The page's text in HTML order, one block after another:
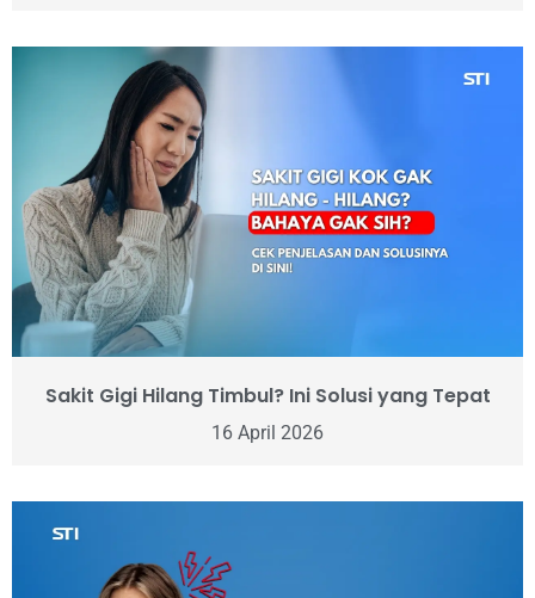
Sakit Gigi Hilang Timbul? Ini Solusi yang Tepat
16 April 2026